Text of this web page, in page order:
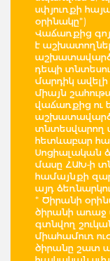
սփյուռքի
օրինակը*)
Վաճառքից
է
աշխատավարձ,
դեպի
մարդիկ
միայն
վաճառքից ու
տնտեսվարող
հետևաբար
Սոցիալական
մասը ՀԱԽ-ի
համայնքի
այդ
* Ծիրանի
ծիրանի առաջ
գտնվող
միահամուռ
ծիրանը շատ